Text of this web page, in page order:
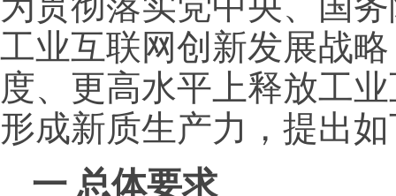
工业互联网创新发展战
度、更高水平上释放工
形成新质生产力，提出
一 总体要求